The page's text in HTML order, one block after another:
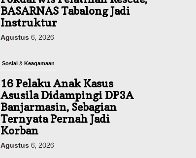
BASARNAS Tabalong Jadi
Instruktur
Agustus 6, 2026
Sosial & Keagamaan
16 Pelaku Anak Kasus
Asusila Didampingi DP3A
Banjarmasin, Sebagian
Ternyata Pernah Jadi
Korban
Agustus 6, 2026